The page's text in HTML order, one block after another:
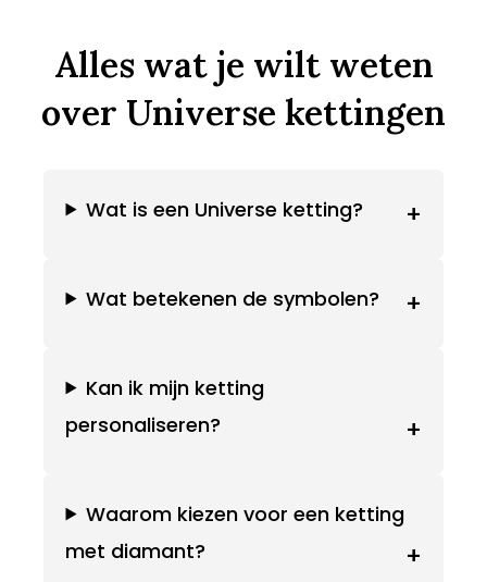
Alles wat je wilt weten
over Universe kettingen
Wat is een Universe ketting? +
Wat betekenen de symbolen? +
Kan ik mijn ketting
personaliseren?
+
Waarom kiezen voor een ketting
met diamant?
+